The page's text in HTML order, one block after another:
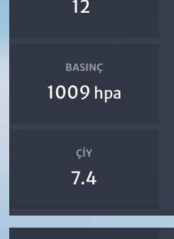
12
BASINÇ
1009 hpa
ÇIY
7.4